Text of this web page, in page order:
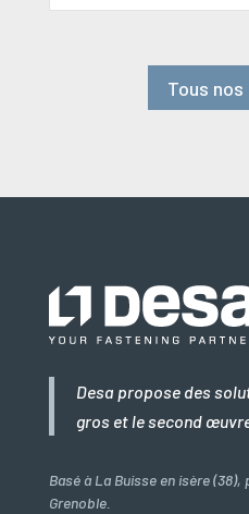
Tous
Desa propose des
gros et le second
Basé à La Buisse en isère
Grenoble.